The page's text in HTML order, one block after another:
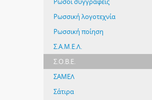
Ρωσσική λογοτεχνία
Ρωσσική ποίηση
Σ.Α.Μ.Ε.Λ.
Σ.Ο.Β.Ε.
ΣΑΜΕΛ
Σάτιρα